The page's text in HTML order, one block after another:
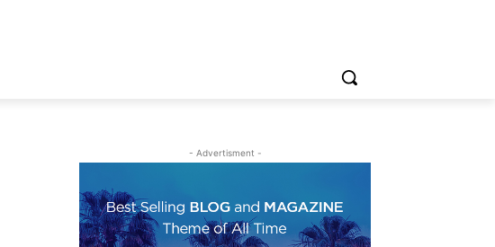
- Advertisment -